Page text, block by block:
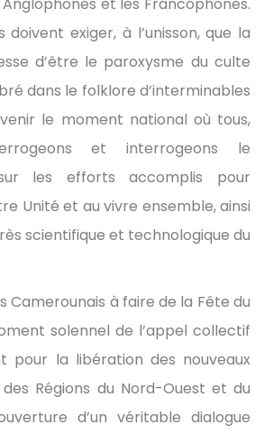
exiger, à l’unisson, que la
d’être le paroxysme du culte
dans le folklore d’interminables
le moment national où tous,
et interrogeons le
les efforts accomplis pour
Unité et au vivre ensemble, ainsi
scientifique et technologique du
Camerounais à faire de la Fête du
solennel de l’appel collectif
pour la libération des nouveaux
Régions du Nord-Ouest et du
d’un véritable dialogue